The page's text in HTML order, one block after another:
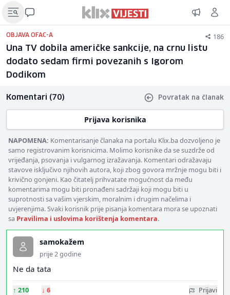
OBJAVA OFAC-A 186
Una TV dobila američke sankcije, na crnu listu
dodato sedam firmi povezanih s Igorom
Dodikom
Komentari (70) Povratak na članak
Prijava korisnika
NAPOMENA: Komentarisanje članaka na portalu Klix.ba dozvoljeno je
samo registrovanim korisnicima. Molimo korisnike da se suzdrže od
vrijeđanja, psovanja i vulgarnog izražavanja. Komentari odražavaju
stavove isključivo njihovih autora, koji zbog govora mržnje mogu biti i
krivično gonjeni. Kao čitatelj prihvatate mogućnost da među
komentarima mogu biti pronađeni sadržaji koji mogu biti u
suprotnosti sa vašim vjerskim, moralnim i drugim načelima i
uvjerenjima. Svaki korisnik prije pisanja komentara mora se upoznati
sa Pravilima i uslovima korištenja komentara.
samokažem
prije 2 godine
Ne da tata
↑ 210 ↓ 6 Prijavi